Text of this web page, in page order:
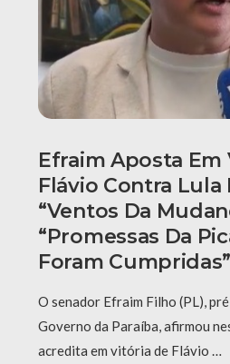
Efraim Aposta Em
Flávio Contra Lula
“ventos Da
“Promessas Da
Foram Cumpridas”
O senador Efraim Filho (PL),
Governo da Paraíba, afirmou
acredita em vitória de Flávio …